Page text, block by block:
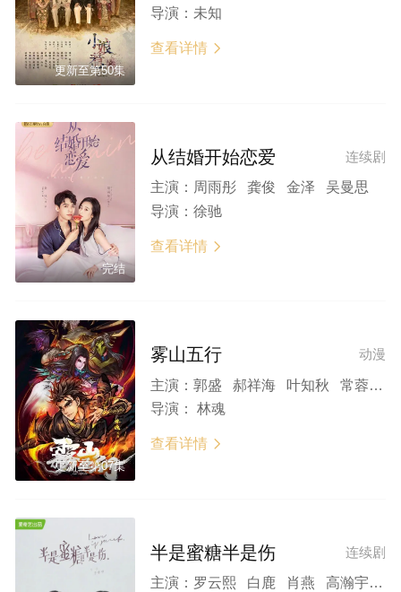
更新至第50集
导演： 未知
查看详情 
完结
连续剧
从结婚开始恋爱
主演： 周雨彤 龚俊 金泽 吴曼思
导演： 徐驰
查看详情 
更新至第07集
动漫
雾山五行
主演： 郭盛 郝祥海 叶知秋 常蓉珊 藤新 阎么么 刘琮 宝木中阳 陈喆 邢凯新 图特哈蒙
导演：
林魂
查看详情 
连续剧
半是蜜糖半是伤
主演： 罗云熙 白鹿 肖燕 高瀚宇 王以纶 赵圆瑗 安唯绫 管梓净 常铖 胡小庭